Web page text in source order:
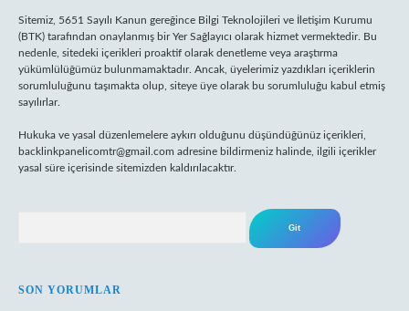
Sitemiz, 5651 Sayılı Kanun gereğince Bilgi Teknolojileri ve İletişim Kurumu
(BTK) tarafından onaylanmış bir Yer Sağlayıcı olarak hizmet vermektedir. Bu
nedenle, sitedeki içerikleri proaktif olarak denetleme veya araştırma
yükümlülüğümüz bulunmamaktadır. Ancak, üyelerimiz yazdıkları içeriklerin
sorumluluğunu taşımakta olup, siteye üye olarak bu sorumluluğu kabul etmiş
sayılırlar.
Hukuka ve yasal düzenlemelere aykırı olduğunu düşündüğünüz içerikleri,
backlinkpanelicomtr@gmail.com adresine bildirmeniz halinde, ilgili içerikler
yasal süre içerisinde sitemizden kaldırılacaktır.
SON YORUMLAR